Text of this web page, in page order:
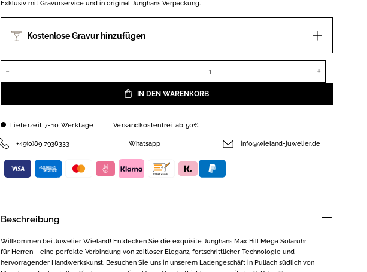
Exklusiv mit Gravurservice und in original Junghans Verpackung.
Kostenlose Gravur hinzufügen
Junghans 59/7324.02 Max Bill Mega Funk-Solaruhr Menge
IN DEN WARENKORB
Lieferzeit 7-10 Werktage Versandkostenfrei ab 50€
+49(0)89 7938333 Whatsapp info@wieland-juwelier.de
Beschreibung
Willkommen bei Juwelier Wieland! Entdecken Sie die exquisite Junghans Max Bill Mega Solaruhr
für Herren – eine perfekte Verbindung von zeitloser Eleganz, fortschrittlicher Technologie und
hervorragender Handwerkskunst. Besuchen Sie uns in unserem Ladengeschäft in Pullach südlich von